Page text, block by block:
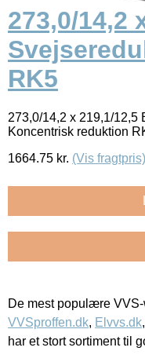
273,0/14,2
RK5
273,0/14,2 x 219,1/12,5
Koncentrisk reduktion
1664.75 kr. (Vis fragtpris)
De mest populære
VVSproffen.dk, Elvvs.dk,
har et stort sortiment til